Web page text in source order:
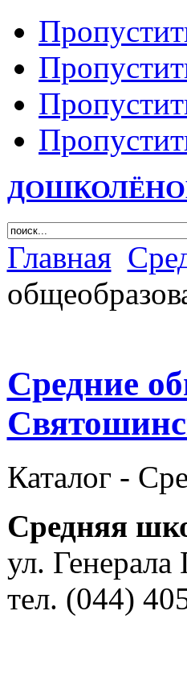
ДОШКОЛЁНОК -
Главная
Средние
Каталог -
Средняя
ул. Генерала
тел. (044)